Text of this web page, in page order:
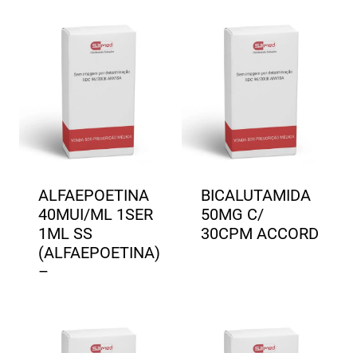
ALFAEPOETINA
40MUI/ML 1SER
1ML SS
(ALFAEPOETINA)
–
BICALUTAMIDA
50MG C/
30CPM ACCORD